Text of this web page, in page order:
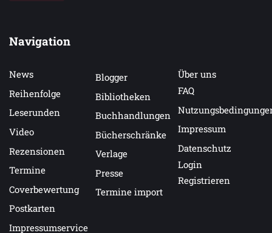
Navigation
News
Reihenfolge
Leserunden
Video
Rezensionen
Termine
Coverbewertung
Postkarten
Impressumservice
Blogger
Bibliotheken
Buchhandlungen
Bücherschränke
Verlage
Presse
Termine import
Über uns
FAQ
Impressum
Datenschutz
Login
Registrieren